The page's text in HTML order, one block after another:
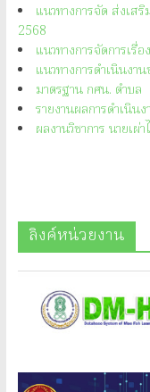
แนวทางการจัด ส่งเส
2568
แนวทางการจัดการเรื่
แนวทางการดำเนินงา
มาตรฐาน กศน. ตำบล
รายงานผลการดำเนินง
ผลงานวิชาการ นายเผ่
ลิงค์หน่วยงาน